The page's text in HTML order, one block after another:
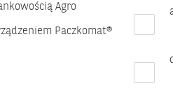
Agro
Paczkomat®